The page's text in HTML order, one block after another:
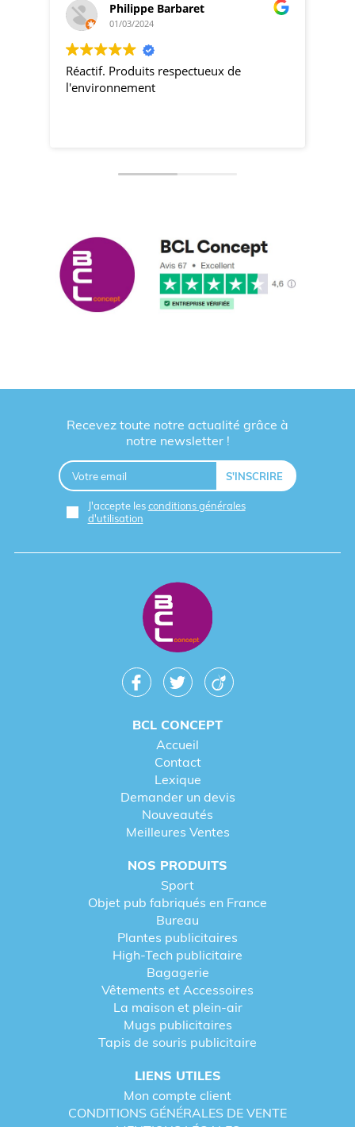
Philippe Barbaret
01/03/2024
Réactif. Produits respectueux de
l'environnement
Recevez toute notre actualité grâce à
notre newsletter !
J'accepte lesconditions générales
d'utilisation
BCL CONCEPT
Accueil
Contact
Lexique
Demander un devis
Nouveautés
Meilleures Ventes
NOS PRODUITS
Sport
Objet pub fabriqués en France
Bureau
Plantes publicitaires
High-Tech publicitaire
Bagagerie
Vêtements et Accessoires
La maison et plein-air
Mugs publicitaires
Tapis de souris publicitaire
LIENS UTILES
Mon compte client
CONDITIONS GÉNÉRALES DE VENTE